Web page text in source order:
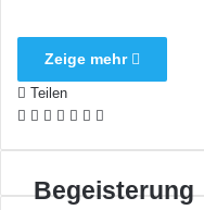
Zeige mehr
Teilen
Facebook
X LinkedIn
Pinterest
WhatsApp
Teile
Mail
Begeisterung
Begeisterung